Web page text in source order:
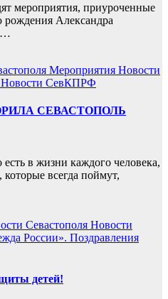
мероприятия, приуроченные
Александра
Мероприятия Новости
Новости СевКПРФ
СЕВАСТОПОЛЬ
в жизни каждого человека,
всегда поймут,
Севастополя Новости
России». Поздравления
детей!